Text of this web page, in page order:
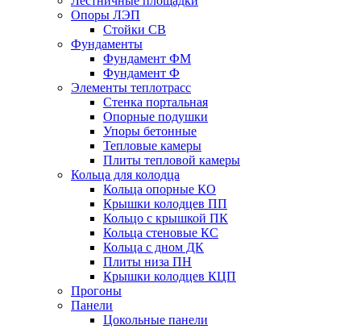
Опоры ЛЭП
Стойки СВ
Фундаменты
Фyндамент ФМ
Фyндамент Ф
Элементы теплотрасс
Стенка портальная
Опорные подушки
Упоры бетонные
Тепловые камеры
Плиты тепловой камеры
Кольца для колодца
Кольца опорные КО
Крышки колодцев ПП
Кольцо с крышкой ПК
Кольца стеновые КС
Кольца с дном ДК
Плиты низа ПН
Крышки колодцев КЦП
Прогоны
Панели
Цокольные панели